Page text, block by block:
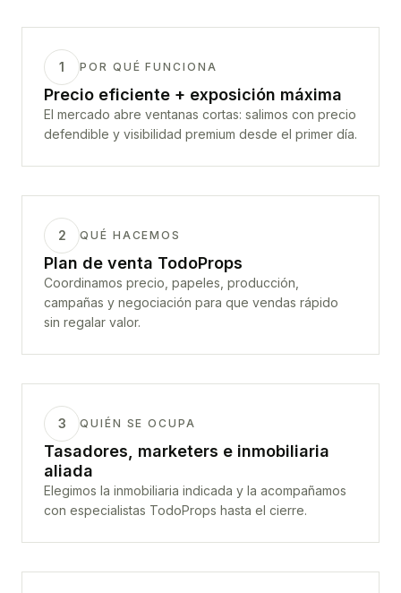
1 POR QUÉ FUNCIONA
Precio eficiente + exposición máxima
El mercado abre ventanas cortas: salimos con precio
defendible y visibilidad premium desde el primer día.
2 QUÉ HACEMOS
Plan de venta TodoProps
Coordinamos precio, papeles, producción,
campañas y negociación para que vendas rápido
sin regalar valor.
3 QUIÉN SE OCUPA
Tasadores, marketers e inmobiliaria
aliada
Elegimos la inmobiliaria indicada y la acompañamos
con especialistas TodoProps hasta el cierre.